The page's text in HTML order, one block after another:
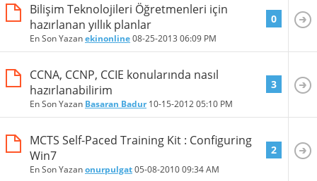
Bilişim Teknolojileri Öğretmenleri için
hazırlanan yıllık planlar
En Son Yazanekinonline08-25-2013 06:09 PM
0
CCNA, CCNP, CCIE konularında nasıl
hazırlanabilirim
En Son Yazan Basaran Badur10-15-201205:10 PM
3
MCTS Self-Paced Training Kit : Configuring
Win7
En Son Yazanonurpulgat05-08-201009:34 AM
2